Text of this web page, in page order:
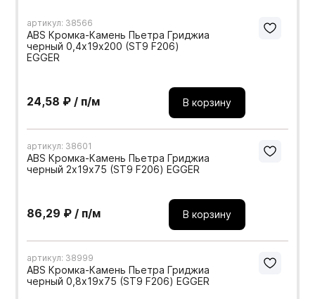
артикул: 38566
ABS Кромка-Камень Пьетра Гриджиа
черный 0,4х19х200 (ST9 F206)
EGGER
24,58 ₽ / п/м В корзину
артикул: 38601
ABS Кромка-Камень Пьетра Гриджиа
черный 2х19х75 (ST9 F206) EGGER
86,29 ₽ / п/м В корзину
артикул: 38999
ABS Кромка-Камень Пьетра Гриджиа
черный 0,8х19х75 (ST9 F206) EGGER